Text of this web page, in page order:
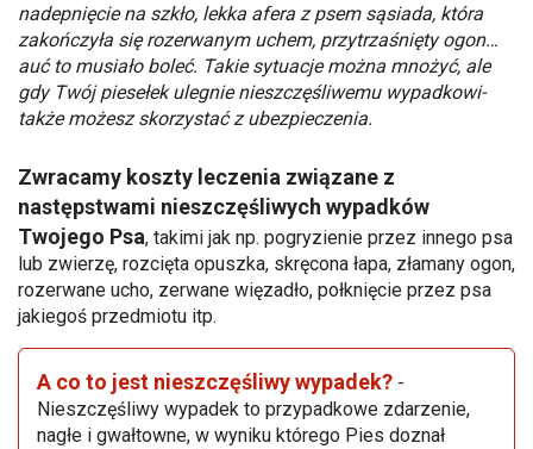
nadepnięcie na szkło, lekka afera z psem sąsiada, która
zakończyła się rozerwanym uchem, przytrzaśnięty ogon…
auć to musiało boleć. Takie sytuacje można mnożyć, ale
gdy Twój piesełek ulegnie nieszczęśliwemu wypadkowi-
także możesz skorzystać z ubezpieczenia.
Zwracamy koszty leczenia związane z
następstwami nieszczęśliwych wypadków
Twojego Psa, takimi jak np. pogryzienie przez innego psa
lub zwierzę, rozcięta opuszka, skręcona łapa, złamany ogon,
rozerwane ucho, zerwane więzadło, połknięcie przez psa
jakiegoś przedmiotu itp.
A co to jest nieszczęśliwy wypadek? -
Nieszczęśliwy wypadek to przypadkowe zdarzenie,
nagłe i gwałtowne, w wyniku którego Pies doznał